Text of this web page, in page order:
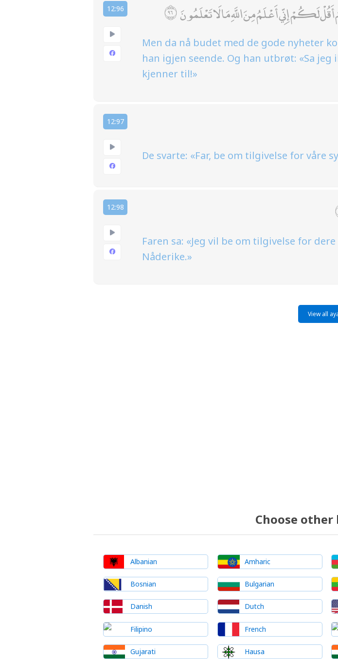
12:96 أَقُلْ لَكُمْ إِنِّي أَعْلَمُ مِنَ اللَّهِ مَا لَا تَعْلَمُونَ
Men da nå budet med de gode nyheter
han igjen seende. Og han utbrøt: «Sa
kjenner til!»
12:97
De svarte: «Far, be om tilgivelse for våre
12:98
Faren sa: «Jeg vil be om tilgivelse for
Nåderike.»
View all
Choose other
Albanian Amharic
Bosnian Bulgarian
Danish Dutch
Filipino French
Gujarati Hausa